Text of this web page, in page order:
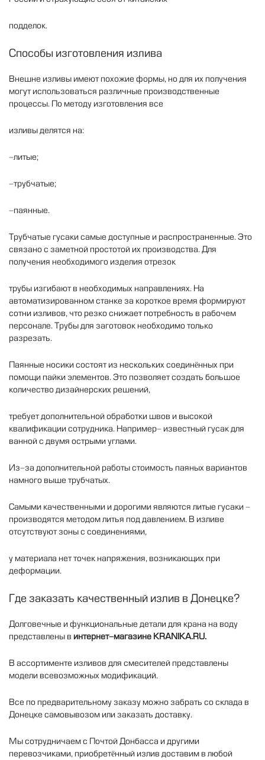
подделок.
Способы изготовления излива
Внешне изливы имеют похожие формы, но для их получения
могут использоваться различные производственные
процессы. По методу изготовления все
изливы делятся на:
-литые;
-трубчатые;
-паянные.
Трубчатые гусаки самые доступные и распространенные. Это
связано с заметной простотой их производства. Для
получения необходимого изделия отрезок
трубы изгибают в необходимых направлениях. На
автоматизированном станке за короткое время формируют
сотни изливов, что резко снижает потребность в рабочем
персонале. Трубы для заготовок необходимо только
разрезать.
Паянные носики состоят из нескольких соединённых при
помощи пайки элементов. Это позволяет создать большое
количество дизайнерских решений,
требует дополнительной обработки швов и высокой
квалификации сотрудника. Например- известный гусак для
ванной с двумя острыми углами.
Из-за дополнительной работы стоимость паяных вариантов
намного выше трубчатых.
Самыми качественными и дорогими являются литые гусаки -
производятся методом литья под давлением. В изливе
отсутствуют зоны с соединениями,
у материала нет точек напряжения, возникающих при
деформации.
Где заказать качественный излив в Донецке?
Долговечные и функциональные детали для крана на воду
представлены в интернет-магазине KRANIKA.RU.
В ассортименте изливов для смесителей представлены
модели всевозможных модификаций.
Все по предварительному заказу можно забрать со склада в
Донецке самовывозом или заказать доставку.
Мы сотрудничаем с Почтой Донбасса и другими
перевозчиками, приобретённый излив доставим в любой